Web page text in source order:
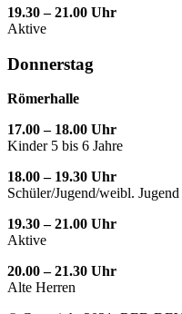
19.30 – 21.00 Uhr
Aktive
Donnerstag
Römerhalle
17.00 – 18.00 Uhr
Kinder 5 bis 6 Jahre
18.00 – 19.30 Uhr
Schüler/Jugend/weibl.
19.30 – 21.00 Uhr
Aktive
20.00 – 21.30 Uhr
Alte Herren